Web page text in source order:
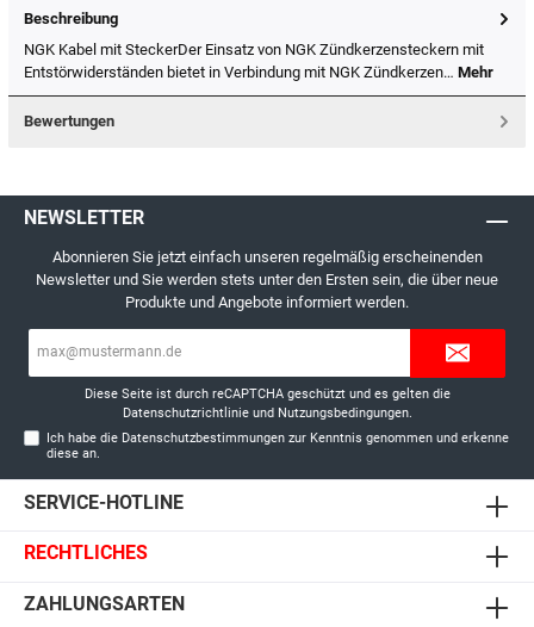
Beschreibung
NGK Kabel mit SteckerDer Einsatz von NGK Zündkerzensteckern mit
Entstörwiderständen bietet in Verbindung mit NGK Zündkerzen… Mehr
Bewertungen
NEWSLETTER
Abonnieren Sie jetzt einfach unseren regelmäßig erscheinenden
Newsletter und Sie werden stets unter den Ersten sein, die über neue
Produkte und Angebote informiert werden.
Diese Seite ist durch reCAPTCHA geschützt und es gelten die
Datenschutzrichtlinieund Nutzungsbedingungen.
Ich habe die Datenschutzbestimmungen zur Kenntnis genommen und erkenne
diese an.
SERVICE-HOTLINE
RECHTLICHES
ZAHLUNGSARTEN